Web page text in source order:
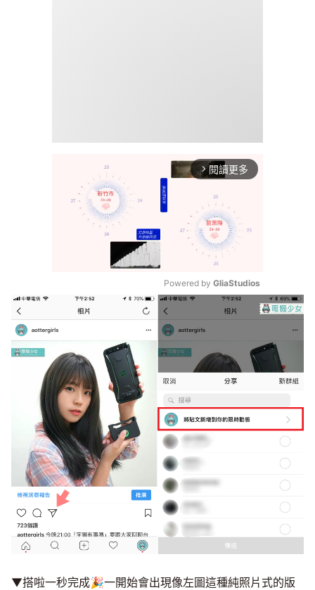
arrow_forward_ios 閱讀更多
Mute
Powered by GliaStudios
▼搭啦一秒完成🎉一開始會出現像左圖這種純照片式的版